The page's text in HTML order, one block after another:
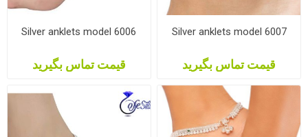
Silver anklets model 6006
قیمت تماس بگیرید
Silver anklets model 6007
قیمت تماس بگیرید